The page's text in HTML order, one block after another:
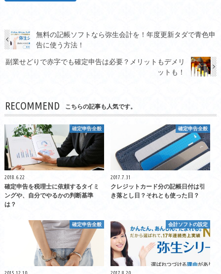
無料の記帳ソフトなら弥生会計を！年度更新タダで青色申
告に使う方法！
副業せどりで赤字でも確定申告は必要？メリットもデメリ
ットも！
RECOMMEND こちらの記事も人気です。
確定申告全般
2018.6.22
確定申告を税理士に依頼するタイミ
ングや、自分でやるかの判断基準
は？
確定申告全般
2017.7.31
クレジットカード分の記帳日付は引
き落とし日？それとも使った日？
確定申告全般 会計ソフトの設定